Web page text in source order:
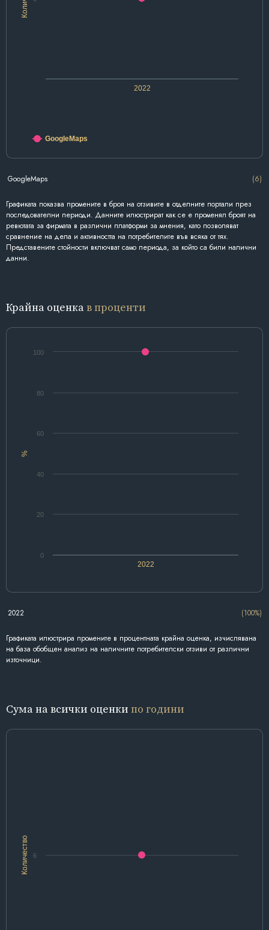
2022
GoogleMaps
GoogleMaps (6)
Графиката показва промените в броя на отзивите в отделните портали през
последователни периоди. Данните илюстрират как се е променял броят на
ревютата за фирмата в различни платформи за мнения, като позволяват
сравнение на дела и активността на потребителите във всяка от тях.
Представените стойности включват само периода, за който са били налични
данни.
Крайна оценкав проценти
%
2022
0
20
40
60
80
100
2022 (100%)
Графиката илюстрира промените в процентната крайна оценка, изчислявана
на база обобщен анализ на наличните потребителски отзиви от различни
източници.
Сума на всички оценки по години
Количество 6